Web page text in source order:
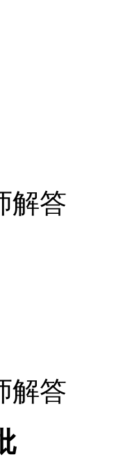
解答
解答